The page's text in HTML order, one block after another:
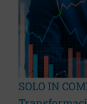
Promoción
SOLO IN